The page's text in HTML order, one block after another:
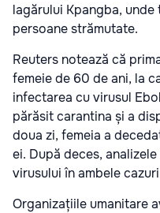
lagărului Kpangba,
persoane strămutate.
Reuters notează că
femeie de 60 de ani, la
infectarea cu virusul
părăsit carantina și a
doua zi, femeia a
ei. După deces,
virusului în ambele
Organizațiile umanitare